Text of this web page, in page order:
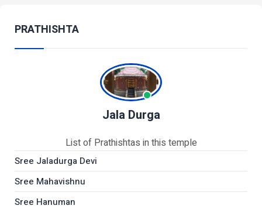
PRATHISHTA
Jala Durga
List of Prathishtas in this temple
Sree Jaladurga Devi
Sree Mahavishnu
Sree Hanuman